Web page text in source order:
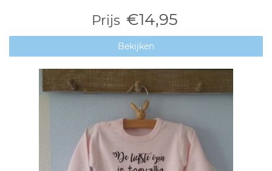
Prijs €14,95
Bekijken